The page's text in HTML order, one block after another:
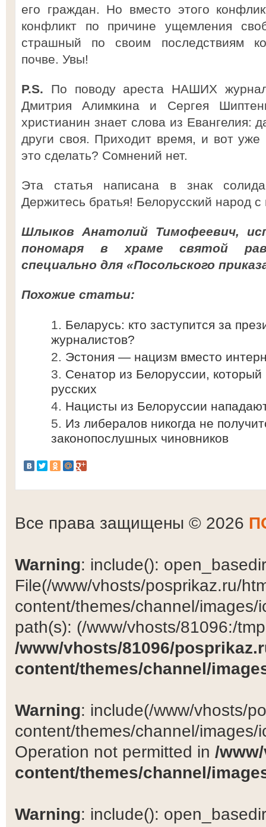
его граждан. Но вместо этого
конфликт по причине ущемления
страшный по своим последствиям
почве. Увы!
P.S. По поводу ареста НАШИХ
Дмитрия Алимкина и Сергея
христианин знает слова из Евангелия:
други своя. Приходит время, и вот уже
это сделать? Сомнений нет.
Эта статья написана в знак
Держитесь братья! Белорусский народ с
Шлыков Анатолий Тимофеевич,
пономаря в храме святой
специально для «Посольского
Похожие статьи:
Беларусь: кто заступится за
журналистов?
Эстония — нацизм вместо
Сенатор из Белоруссии,
русских
Нацисты из Белоруссии
Из либералов никогда не
законопослушных чиновников
Все права защищены © 2026
Warning: include():
File(/www/vhosts/posprikaz.ru/
content/themes/channel/
path(s): (/www/vhosts/81096:/
/www/vhosts/81096/
content/themes/channel/
Warning: include(/www/vhosts/
content/themes/channel/
Operation not permitted in /
content/themes/channel/
Warning: include():